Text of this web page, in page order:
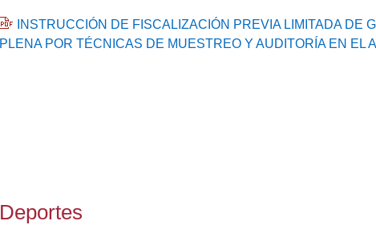
INSTRUCCIÓN DE FISCALIZACIÓN PREVIA LIMITADA DE
PLENA POR TÉCNICAS DE MUESTREO Y AUDITORÍA EN EL
Deportes